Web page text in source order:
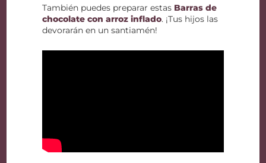
También puedes preparar estas Barras de
chocolate con arroz inflado. ¡Tus hijos las
devorarán en un santiamén!